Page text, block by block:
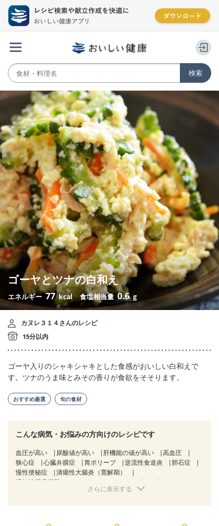
ゴーヤとツナの白和え
エネルギー 77 kcal 食塩相当量 0.6 g
カヌレ３１４さんのレシピ
15分以内
ゴーヤ入りのシャキシャキとした食感がおいしい白和えで
す。ツナのうま味とみその香りが食欲をそそります。
おすすめ厳選 旬の食材
こんな病気・お悩みの方向けのレシピです
血圧が高い 尿酸値が高い 肝機能の値が高い
高血圧
狭心症
心臓弁膜症 胃ポリープ 逆流性食道炎
胆石症
慢性便秘症
潰瘍性大腸炎（寛解期）
過敏性腸症候群（IBS）
CKD（ステージ３b）
乳がん（抗がん剤治療中）
乳がん（ホルモン療法中）
さらに表示する